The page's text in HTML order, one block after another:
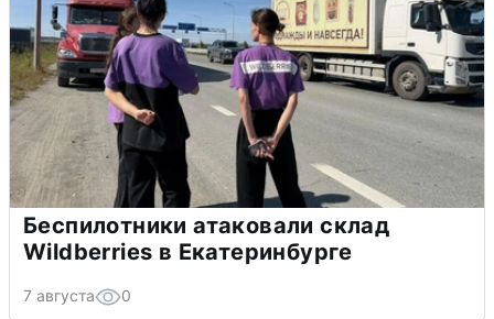
Беспилотники атаковали склад
Wildberries в Екатеринбурге
7 августа 0